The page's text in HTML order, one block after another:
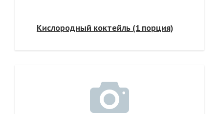
Кислородный коктейль (1 порция)